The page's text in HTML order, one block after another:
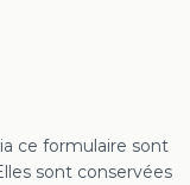
ce formulaire sont
sont conservées